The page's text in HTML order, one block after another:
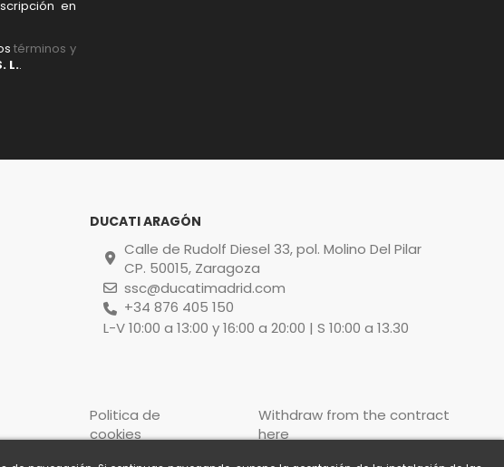
en
términos y
L..
DUCATI ARAGÓN
Calle de Rudolf Diesel 33, pol. Molino Del Pilar
CP. 50015, Zaragoza
ssc@ducatimadrid.com
+34 876 405 150
L-V 10:00 a 13:00 y 16:00 a 20:00 | S 10:00 a 13.30
Politica de
cookies
Withdraw from the contract
here